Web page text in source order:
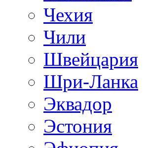
Чехия
Чили
Швейцария
Шри-Ланка
Эквадор
Эстония